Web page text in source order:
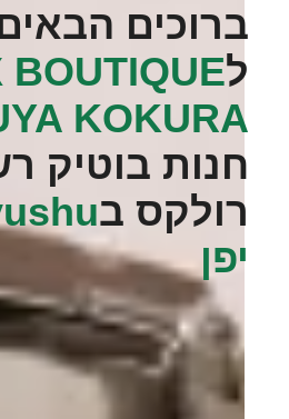
ברוכים
לBOUTIQUE
KOKURA‬
חנות בוטיק
רולקס ב
יפן